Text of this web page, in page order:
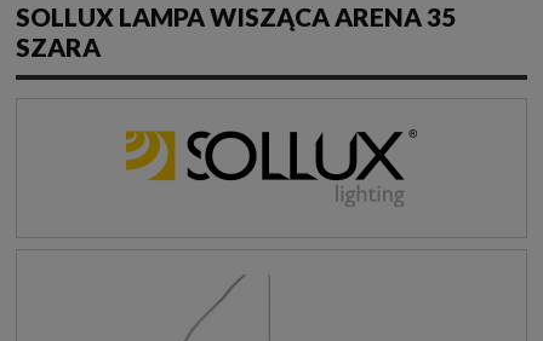
SOLLUX LAMPA WISZĄCA ARENA 35
SZARA